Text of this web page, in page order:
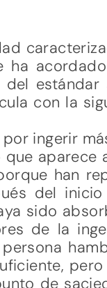
ha
con la
ingerir
han
del
sido
de la
de